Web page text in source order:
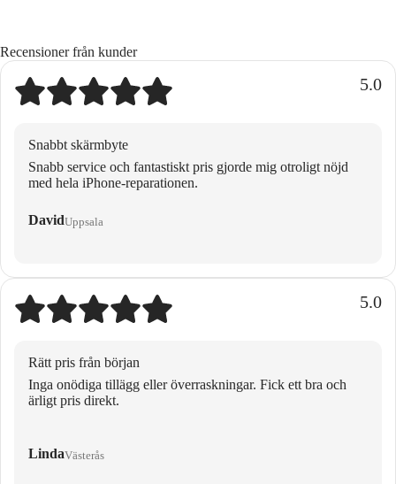
Recensioner från kunder
5.0
Snabbt skärmbyte
Snabb service och fantastiskt pris gjorde mig otroligt nöjd
med hela iPhone-reparationen.
DavidUppsala
5.0
Rätt pris från början
Inga onödiga tillägg eller överraskningar. Fick ett bra och
ärligt pris direkt.
LindaVästerås